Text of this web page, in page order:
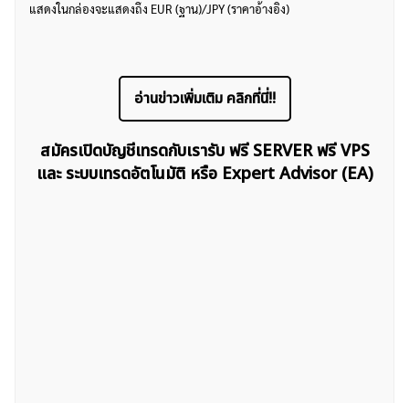
แสดงในกล่องจะแสดงถึง EUR (ฐาน)/JPY (ราคาอ้างอิง)
อ่านข่าวเพิ่มเติม คลิกที่นี่!!
สมัครเปิดบัญชีเทรดกับเรารับ ฟรี SERVER ฟรี VPS
และ ระบบเทรดอัตโนมัติ หรือ Expert Advisor (EA)